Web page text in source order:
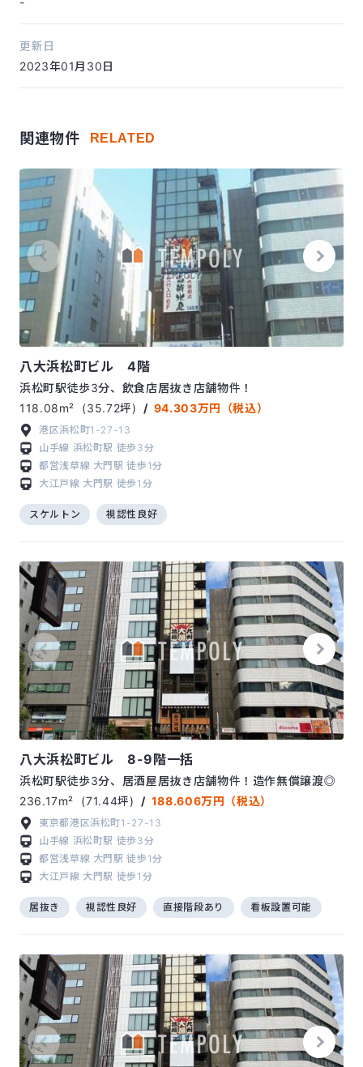
更新日
2023年01月30日
関連物件 RELATED
八大浜松町ビル 4階
浜松町駅徒歩3分、飲食店居抜き店舗物件！
118.08m²
(35.72坪) / 94.303万円（税込）
港区浜松町1-27-13
山手線 浜松町駅 徒歩3分
都営浅草線 大門駅徒歩1分
大江戸線 大門駅 徒歩1分
スケルトン 視認性良好
八大浜松町ビル 8-9階一括
浜松町駅徒歩3分、居酒屋居抜き店舗物件！造作無償譲渡◎
236.17m²
(71.44坪) / 188.606万円（税込）
東京都港区浜松町1-27-13
山手線 浜松町駅 徒歩3分
都営浅草線 大門駅徒歩1分
大江戸線 大門駅 徒歩1分
居抜き 視認性良好 直接階段あり 看板設置可能